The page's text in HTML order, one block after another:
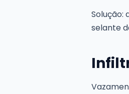
Solução:
selante